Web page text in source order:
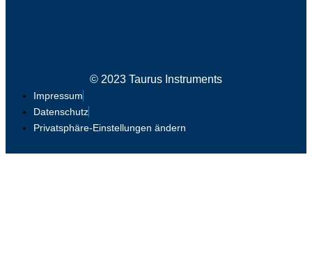
© 2023 Taurus Instruments
Impressum
Datenschutz
Privatsphäre-Einstellungen ändern